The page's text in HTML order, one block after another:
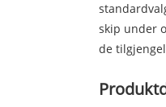
skip under
de